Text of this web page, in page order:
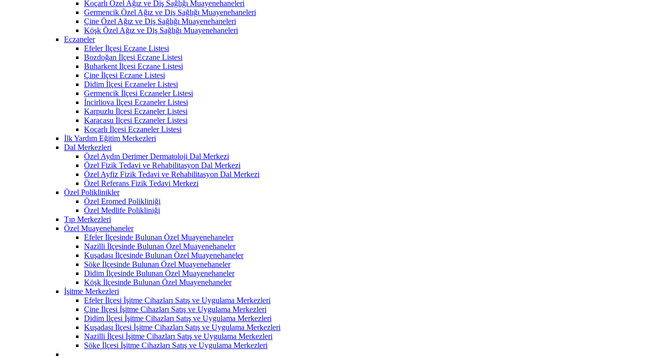
Koçarlı Özel Ağız ve Diş Sağlığı Muayenehaneleri
Germencik Özel Ağız ve Diş Sağlığı Muayenehaneleri
Çine Özel Ağız ve Diş Sağlığı Muayenehaneleri
Köşk Özel Ağız ve Diş Sağlığı Muayenehaneleri
Eczaneler
Efeler İlçesi Eczane Listesi
Bozdoğan İlçesi Eczane Listesi
Buharkent İlçesi Eczane Listesi
Çine İlçesi Eczane Listesi
Didim İlçesi Eczaneler Listesi
Germencik İlçesi Eczaneler Listesi
İncirliova İlçesi Eczaneler Listesi
Karpuzlu İlçesi Eczaneler Listesi
Karacasu İlçesi Eczaneler Listesi
Koçarlı İlçesi Eczaneler Listesi
İlk Yardım Eğitim Merkezleri
Dal Merkezleri
Özel Aydın Derimer Dermatoloji Dal Merkezi
Özel Fizik Tedavi ve Rehabilitasyon Dal Merkezi
Özel Ayfiz Fizik Tedavi ve Rehabilitasyon Dal Merkezi
Özel Referans Fizik Tedavi Merkezi
Özel Poliklinikler
Özel Eromed Polikliniği
Özel Medlife Polikliniği
Tıp Merkezleri
Özel Muayenehaneler
Efeler İlçesinde Bulunan Özel Muayenehaneler
Nazilli İlçesinde Bulunan Özel Muayenehaneler
Kuşadası İlçesinde Bulunan Özel Muayenehaneler
Söke İlçesinde Bulunan Özel Muayenehaneler
Didim İlçesinde Bulunan Özel Muayenehaneler
Köşk İlçesinde Bulunan Özel Muayenehaneler
İşitme Merkezleri
Efeler İlçesi İşitme Cihazları Satış ve Uygulama Merkezleri
Çine İlçesi İşitme Cihazları Satış ve Uygulama Merkezleri
Didim İlçesi İşitme Cihazları Satış ve Uygulama Merkezleri
Kuşadası İlçesi İşitme Cihazları Satış ve Uygulama Merkezleri
Nazilli İlçesi İşitme Cihazları Satış ve Uygulama Merkezleri
Söke İlçesi İşitme Cihazları Satış ve Uygulama Merkezleri